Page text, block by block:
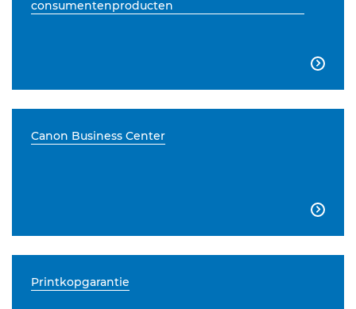
consumentenproducten

Canon Business Center

Printkopgarantie